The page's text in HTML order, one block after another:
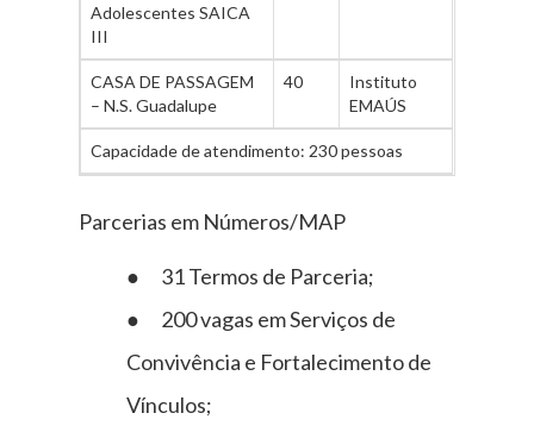
Adolescentes SAICA
III
CASA DE PASSAGEM
– N.S. Guadalupe
40
Instituto
EMAÚS
Capacidade de atendimento: 230 pessoas
Parcerias em Números/MAP
● 31 Termos de Parceria;
● 200 vagas em Serviços de
Convivência e Fortalecimento de
Vínculos;